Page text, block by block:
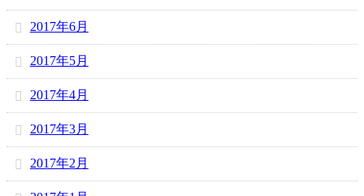
2017年6月
2017年5月
2017年4月
2017年3月
2017年2月